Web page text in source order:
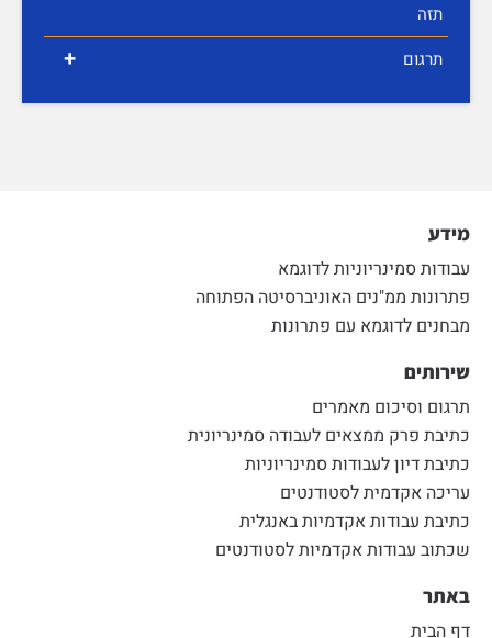
תזה
+ תרגום
מידע
עבודות סמינריוניות לדוגמא
פתרונות ממ"נים האוניברסיטה הפתוחה
מבחנים לדוגמא עם פתרונות
שירותים
תרגום וסיכום מאמרים
כתיבת פרק ממצאים לעבודה סמינריונית
כתיבת דיון לעבודות סמינריוניות
עריכה אקדמית לסטודנטים
כתיבת עבודות אקדמיות באנגלית
שכתוב עבודות אקדמיות לסטודנטים
באתר
דף הבית